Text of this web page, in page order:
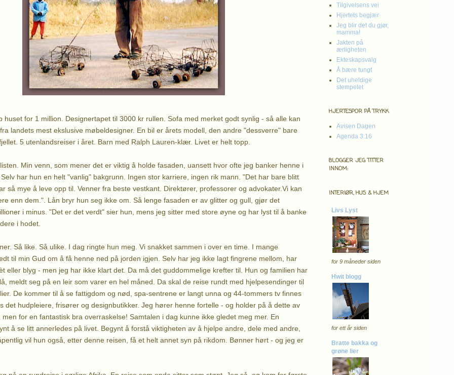
huset for 1 million. Designertapet til 3000 kr rullen. Sofa med merket godt synlig - så alle kan
landets mest ekslusive møbeldesigner. En bil er årets modell, den andre "dessverre" bare
5 utenlandsreiser i året. Barn med Ralph Lauren-klær. Livet er helt topp.
Min venn, som mener det er viktig å holde fasaden, uansett hvor ofte jeg banker henne i
har hun en helt "vanlig" bakgrunn. Ingen stor karriere, ingen rik mann. "Det har bare blitt
så mye å leve opp til. Venner fra beste vestkant. Direktører, professorer og advokater.Vi kan
enn dem.". Lån bryr hun seg ikke om. Så lenge fasaden er av glitter og gull, gjør det
i minus. "Det er det verdt" sier hun, mens jeg sitter med store øyne og har lyst til å banke
i hodet.
Så like. Så ulike. I dag ringte hun meg. Vi snakket sammen i over en time. I mange
til min Gud om å få henne ned på jorden igjen. Selv har jeg ikke lagt fingrene mellom, har
eller blyg - men jeg har ikke klart det. Da må det guddommelige krefter til. Hun og familien har
meldt seg på en leir som varer en hel måned. Da skal de reise rundt med hjelpesendinger til
De kommer til å se fattigdom og nød, spa-sentrene er langt unna og 44-tommers tv finnes
det hudpleiere, frisører og designbutikker. Jeg hører henne fortelle - og holder på å dette av
for en fantastisk bra overraskelse! Samtalen i dag kunne ikke gledet meg mer. En
å se litt annerledes på livet. Begynt å forstå viktigheten av å hjelpe andre, dele med andre,
vil hun også, etter denne reisen, få et helt annet syn på rikdom. Bønner hørt - og jeg er
Tilgivelsens vei
Hjertets begjær
Jeg blir det du gjør,
mamma!
Jakten på
ærligheten
Ekteskapsvalg
Å bære tungt
Det uheldige
stempelet
HJERTESPOR PÅ TRYKK
Avisen Dagen
Agenda 3:16
BLOGGER JEG TITTER
INNOM:
INTERIØR, HUS & HJEM
Livs Lyst
for 9 måneder siden
Hwit blogg
for ett år siden
Bratte bakka og
grøne lier